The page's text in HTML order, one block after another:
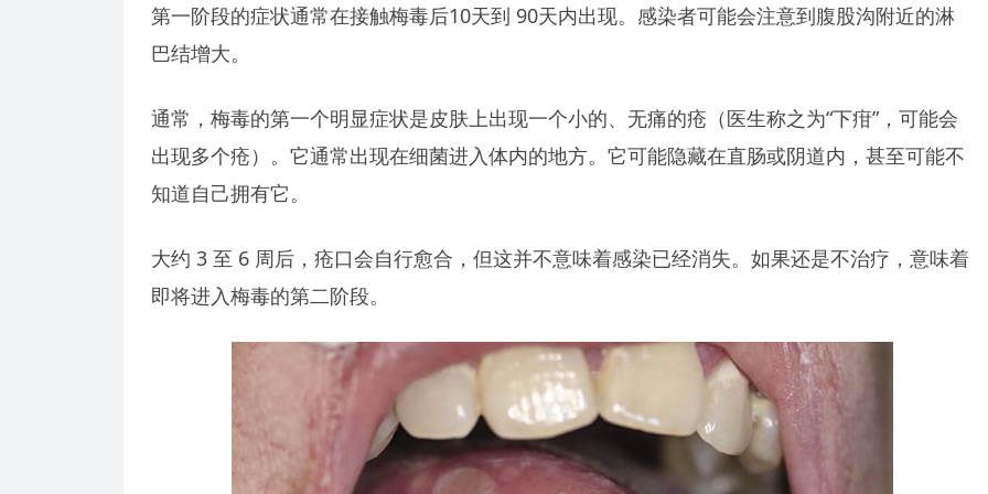
第一阶段的症状通常在接触梅毒后10天到 90天内出现。感染者可能会注意到腹股沟附近的淋
巴结增大。
通常，梅毒的第一个明显症状是皮肤上出现一个小的、无痛的疮（医生称之为“下疳”，可能会
出现多个疮）。它通常出现在细菌进入体内的地方。它可能隐藏在直肠或阴道内，甚至可能不
知道自己拥有它。
大约 3 至 6 周后，疮口会自行愈合，但这并不意味着感染已经消失。如果还是不治疗，意味着
即将进入梅毒的第二阶段。